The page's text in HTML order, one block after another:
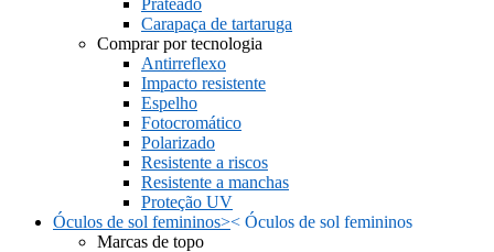
Prateado
Carapaça de tartaruga
Comprar por tecnologia
Antirreflexo
Impacto resistente
Espelho
Fotocromático
Polarizado
Resistente a riscos
Resistente a manchas
Proteção UV
Óculos de sol femininos>< Óculos de sol femininos
Marcas de topo